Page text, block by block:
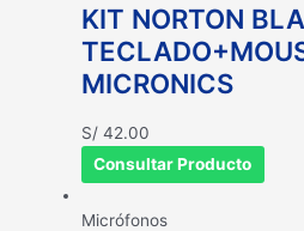
KIT NORTON
MICRONICS
S/ 42.00
Consultar Producto
Micrófonos